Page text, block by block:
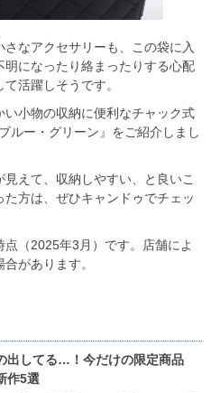
なアクセサリーも、この袋に入
になったり絡まったりする心配
活躍しそうです。
小物の収納に便利なチャック式
ルー・グリーン』をご紹介しまし
えて、収納しやすい、と良いこ
方は、ぜひキャンドゥでチェッ
（2025年3月）です。店舗によ
があります。
出してる…！今だけの限定商品
作5選